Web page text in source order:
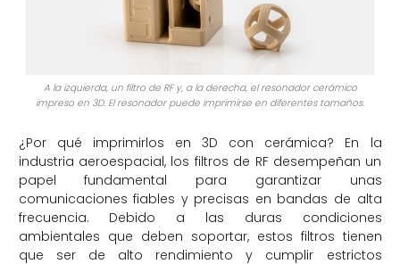
A la izquierda, un filtro de RF y, a la derecha, el resonador cerámico
impreso en 3D. El resonador puede imprimirse en diferentes tamaños.
¿Por qué imprimirlos en 3D con cerámica? En la
industria aeroespacial, los filtros de RF desempeñan un
papel fundamental para garantizar unas
comunicaciones fiables y precisas en bandas de alta
frecuencia. Debido a las duras condiciones
ambientales que deben soportar, estos filtros tienen
que ser de alto rendimiento y cumplir estrictos